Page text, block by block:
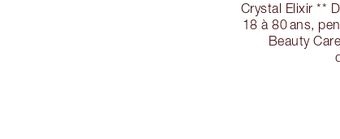
Crystal Elixir **
18 à 80 ans,
Beauty